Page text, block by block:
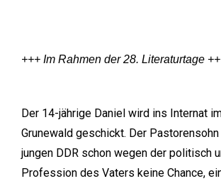
+++ Im Rahmen der 28. Literaturtage
Der 14-jährige Daniel wird ins Internat
Grunewald geschickt. Der
jungen DDR schon wegen der politisch
Profession des Vaters keine Chance,